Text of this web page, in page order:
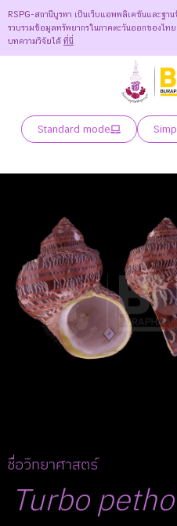
RSPG-สถานีบูรพา เป็นเว็บแอพพลิเคชันและฐ
รวบรวมข้อมูลทรัพยากรในภาคตะวันออกของไท
บทความวิจัยได้ ที่นี่
Standard mode
ชื่อวิทยาศาสตร์
Turbo